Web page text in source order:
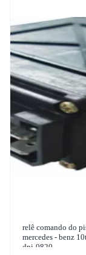
relê comando do
mercedes - benz
dni-0820